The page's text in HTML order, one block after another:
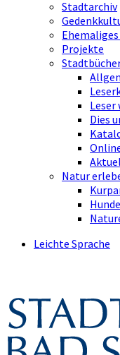
Stadtarchiv
Projekte
Leser
Dies
Natur
Leichte Sprache